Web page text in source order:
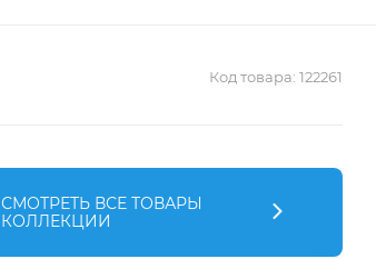
Код товара: 122261
СМОТРЕТЬ ВСЕ ТОВАРЫ
КОЛЛЕКЦИИ